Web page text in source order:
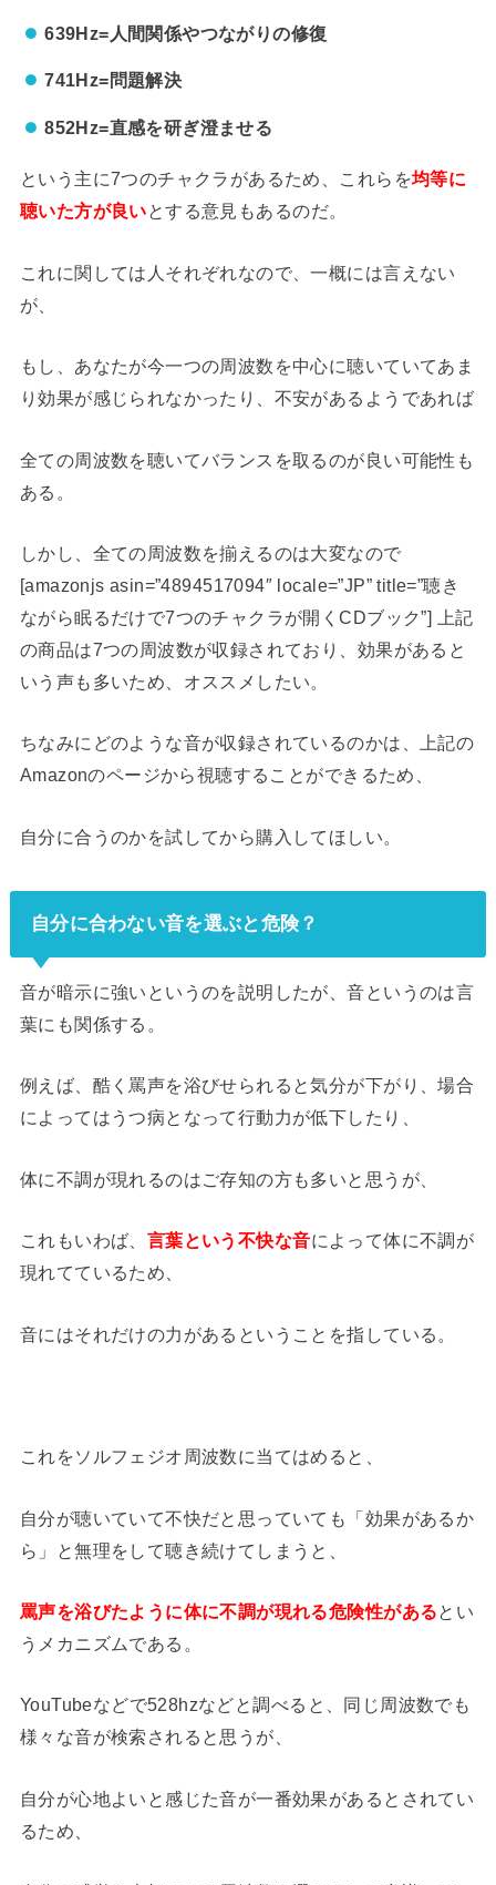
639Hz=人間関係やつながりの修復
741Hz=問題解決
852Hz=直感を研ぎ澄ませる
という主に7つのチャクラがあるため、これらを均等に
聴いた方が良いとする意見もあるのだ。
これに関しては人それぞれなので、一概には言えない
が、
もし、あなたが今一つの周波数を中心に聴いていてあま
り効果が感じられなかったり、不安があるようであれば
全ての周波数を聴いてバランスを取るのが良い可能性も
ある。
しかし、全ての周波数を揃えるのは大変なので
[amazonjs asin=”4894517094″ locale=”JP” title=”聴き
ながら眠るだけで7つのチャクラが開くCDブック”] 上記
の商品は7つの周波数が収録されており、効果があると
いう声も多いため、オススメしたい。
ちなみにどのような音が収録されているのかは、上記の
Amazonのページから視聴することができるため、
自分に合うのかを試してから購入してほしい。
自分に合わない音を選ぶと危険？
音が暗示に強いというのを説明したが、音というのは言
葉にも関係する。
例えば、酷く罵声を浴びせられると気分が下がり、場合
によってはうつ病となって行動力が低下したり、
体に不調が現れるのはご存知の方も多いと思うが、
これもいわば、 言葉という不快な音によって体に不調が
現れてているため、
音にはそれだけの力があるということを指している。
これをソルフェジオ周波数に当てはめると、
自分が聴いていて不快だと思っていても「効果があるか
ら」と無理をして聴き続けてしまうと、
罵声を浴びたように体に不調が現れる危険性があるとい
うメカニズムである。
YouTubeなどで528hzなどと調べると、同じ周波数でも
様々な音が検索されると思うが、
自分が心地よいと感じた音が一番効果があるとされてい
るため、